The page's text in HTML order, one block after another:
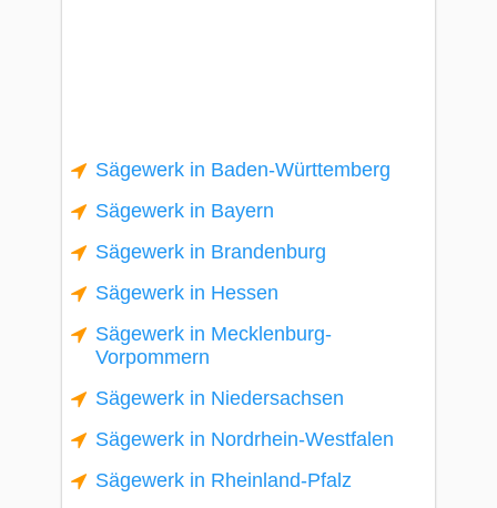
Sägewerk in Baden-Württemberg
Sägewerk in Bayern
Sägewerk in Brandenburg
Sägewerk in Hessen
Sägewerk in Mecklenburg-
Vorpommern
Sägewerk in Niedersachsen
Sägewerk in Nordrhein-Westfalen
Sägewerk in Rheinland-Pfalz